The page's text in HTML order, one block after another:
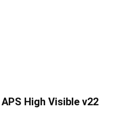
High Visible v22